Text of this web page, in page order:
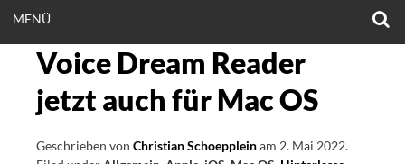
MENÜ
MENU
Voice Dream Reader
jetzt auch für Mac OS
Geschrieben von Christian Schoeppleinam 2. Mai 2022.